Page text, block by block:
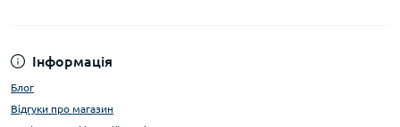
Інформація
Блог
Відгуки про магазин